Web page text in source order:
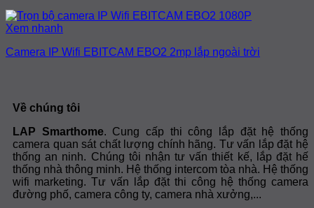
Xem nhanh
Camera IP Wifi EBITCAM EBO2 2mp lắp ngoài trời
Về chúng tôi
LAP Smarthome. Cung cấp thi công lắp đặt hệ thống
camera quan sát chất lượng chính hãng. Tư vấn lắp đặt hệ
thống an ninh. Chúng tôi nhận tư vấn thiết kế, lắp đặt hế
thống nhà thông minh. Hệ thống intercom tòa nhà. Hệ thống
wifi marketing. Tư vấn lắp đặt thi công hệ thống camera
đường phố, camera công ty, camera nhà xưởng,...